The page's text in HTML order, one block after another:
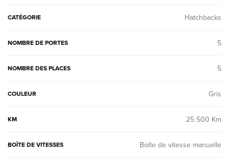
CATÉGORIE Hatchbacks
NOMBRE DE PORTES 5
NOMBRE DES PLACES 5
COULEUR Gris
KM 25 500 Km
BOÎTE DE VITESSES Boîte de vitesse manuelle